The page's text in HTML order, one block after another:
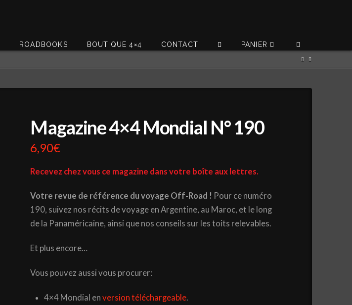
ROADBOOKS BOUTIQUE 4×4 CONTACT PANIER
Magazine 4×4 Mondial N° 190
6,90€
Recevez chez vous ce magazine dans votre boîte aux lettres.
Votre revue de référence du voyage Off-Road ! Pour ce numéro
190, suivez nos récits de voyage en Argentine, au Maroc, et le long
de la Panaméricaine, ainsi que nos conseils sur les toits relevables.
Et plus encore…
Vous pouvez aussi vous procurer:
4×4 Mondial en version téléchargeable.